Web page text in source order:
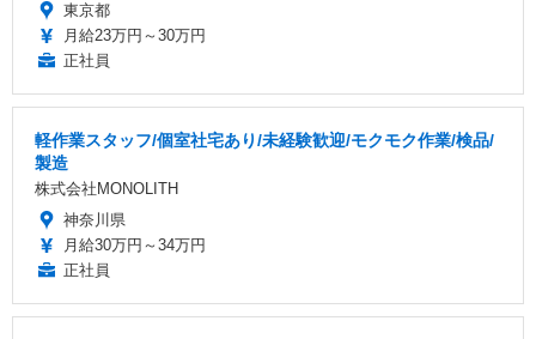
東京都
月給23万円～30万円
正社員
軽作業スタッフ/個室社宅あり/未経験歓迎/モクモク作業/検品/
製造
株式会社MONOLITH
神奈川県
月給30万円～34万円
正社員